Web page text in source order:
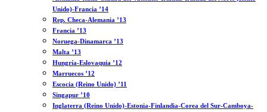
Unido)-Francia ’14
Rep. Checa-Alemania ’13
Francia ’13
Noruega-Dinamarca ’13
Malta ’13
Hungría-Eslovaquia ’12
Marruecos ’12
Escocia (Reino Unido) ’11
Singapur ’10
Inglaterra (Reino Unido)-Estonia-Finlandia-Corea del Sur-Camboya-